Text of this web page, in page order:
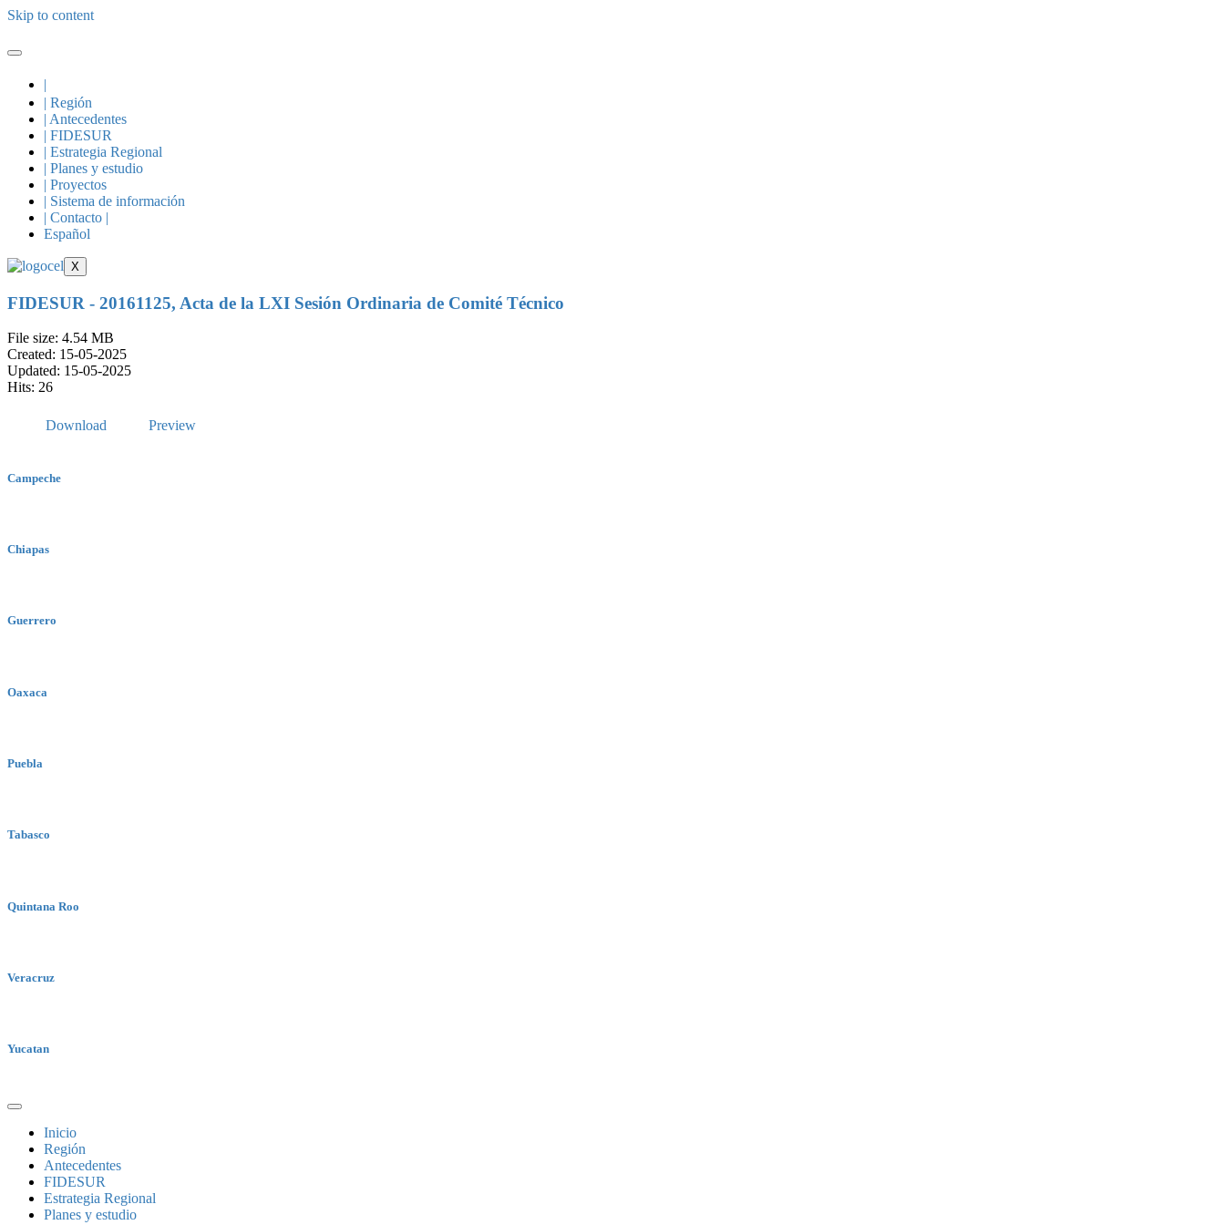
Skip to content
|
| Región
| Antecedentes
| FIDESUR
| Estrategia Regional
| Planes y estudio
| Proyectos
| Sistema de información
| Contacto |
Español
X
FIDESUR - 20161125, Acta de la LXI Sesión Ordinaria de Comité Técnico
File size: 4.54 MB
Created: 15-05-2025
Updated: 15-05-2025
Hits: 26
Download Preview
Campeche
Chiapas
Guerrero
Oaxaca
Puebla
Tabasco
Quintana Roo
Veracruz
Yucatan
Inicio
Región
Antecedentes
FIDESUR
Estrategia Regional
Planes y estudio